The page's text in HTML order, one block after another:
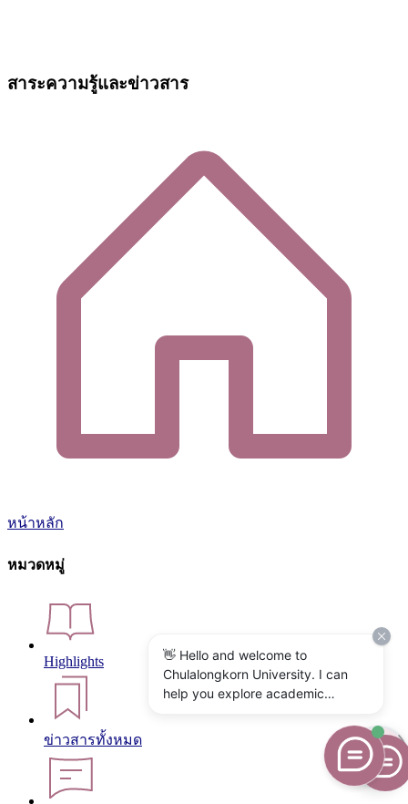
สาระความรู้และข่าวสาร
หน้าหลัก
หมวดหมู่
Highlights
ข่าวสารทั้งหมด
👋 Hello and welcome to
Chulalongkorn University. I can
help you explore academic